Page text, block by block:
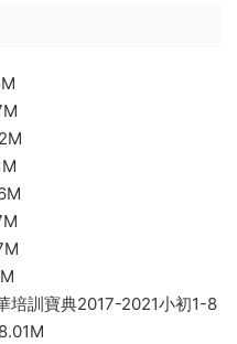
培訓寶典2017-2021小初1-8